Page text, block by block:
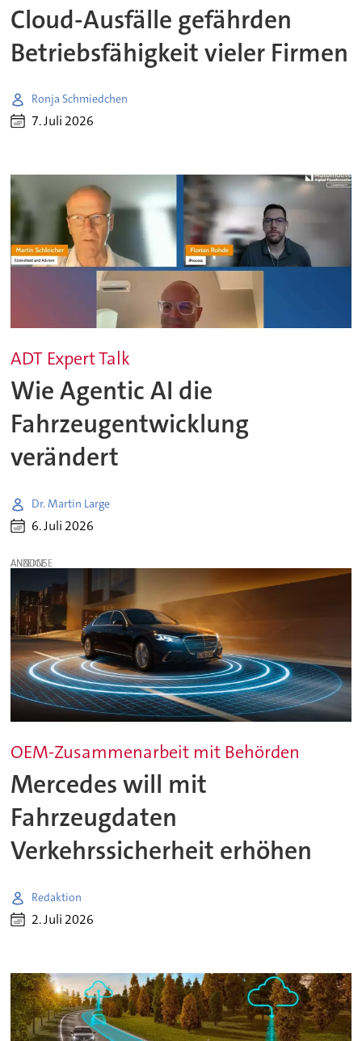
Cloud-Ausfälle gefährden
Betriebsfähigkeit vieler Firmen
Ronja Schmiedchen
7. Juli 2026
ADT Expert Talk
Wie Agentic AI die
Fahrzeugentwicklung
verändert
Dr. Martin Large
6. Juli 2026
ANZEIGE
OEM-Zusammenarbeit mit Behörden
Mercedes will mit
Fahrzeugdaten
Verkehrssicherheit erhöhen
Redaktion
2. Juli 2026